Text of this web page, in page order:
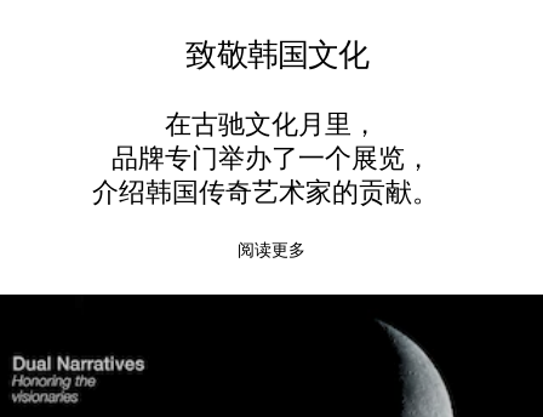
致敬韩国文化
在古驰文化月里，
品牌专门举办了一个展览，
介绍韩国传奇艺术家的贡献。
阅读更多